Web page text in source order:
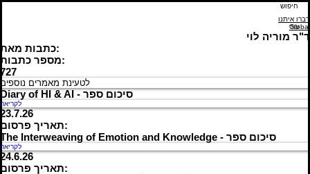
דברו איתנו
עוד
Global
ד"ר מוריה לוי
כתבות מאת:
מספר כתבות:
727
לטעינת מאמרים נוספים
Diary of HI & AI - סיכום ספר
לקריאה
23.7.26
תאריך פרסום:
The Interweaving of Emotion and Knowledge - סיכום ספר
לקריאה
24.6.26
תאריך פרסום: